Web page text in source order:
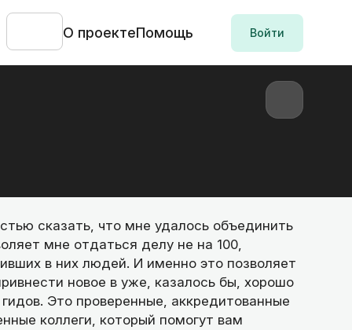
О проектеПомощь Войти
сказать, что мне удалось объединить
мне отдаться делу не на 100,
в них людей. И именно это позволяет
новое в уже, казалось бы, хорошо
Это проверенные, аккредитованные
коллеги, который помогут вам